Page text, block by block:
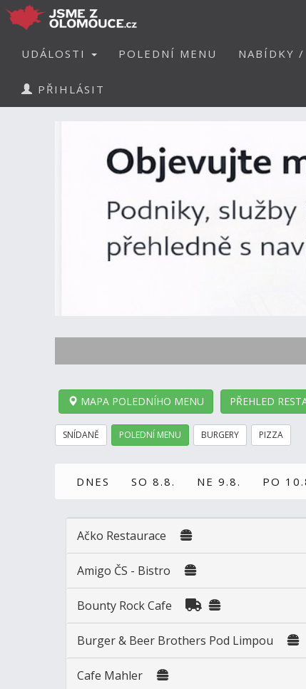
UDÁLOSTI POLEDNÍ MENU NABÍDKY /
PŘIHLÁSIT
MAPA POLEDNÍHO MENU PŘEHLED
SNÍDANĚ POLEDNÍ MENU BURGERY PIZZA
DNES SO 8.8. NE 9.8. PO
Ačko Restaurace
Amigo ČS - Bistro
Bounty Rock Cafe
Burger & Beer Brothers Pod Limpou
Cafe Mahler